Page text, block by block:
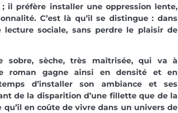
il préfère installer une oppression lente,
C’est là qu’il se distingue : dans
sociale, sans perdre le plaisir de
sèche, très maîtrisée, qui va à
roman gagne ainsi en densité et en
d’installer son ambiance et ses
de la disparition d’une fillette que de la
en coûte de vivre dans un univers de